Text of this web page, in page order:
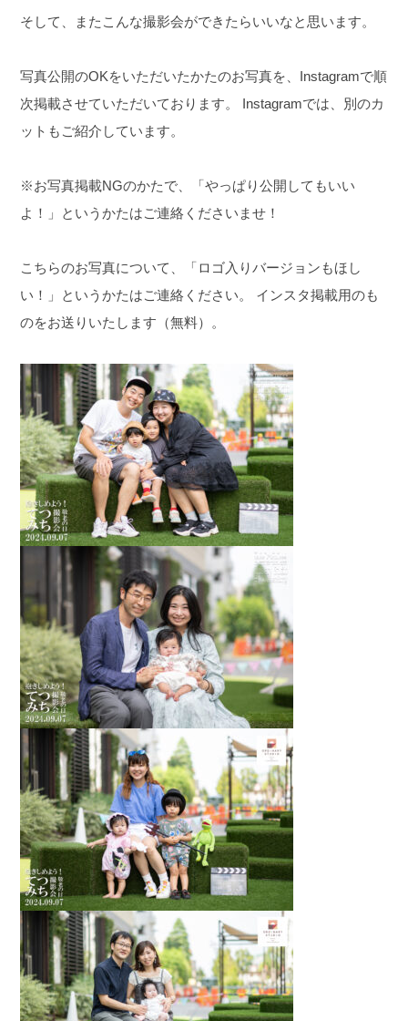
そして、またこんな撮影会ができたらいいなと思います。
写真公開のOKをいただいたかたのお写真を、Instagramで順
次掲載させていただいております。
Instagramでは、別のカ
ットもご紹介しています。
※お写真掲載NGのかたで、「やっぱり公開してもいい
よ！」というかたはご連絡くださいませ！
こちらのお写真について、「ロゴ入りバージョンもほし
い！」というかたはご連絡ください。
インスタ掲載用のも
のをお送りいたします（無料）。